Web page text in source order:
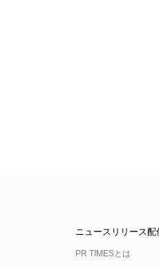
ニュースリリース配
PR TIMESとは